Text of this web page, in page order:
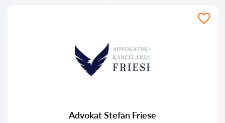
Advokat Stefan Friese